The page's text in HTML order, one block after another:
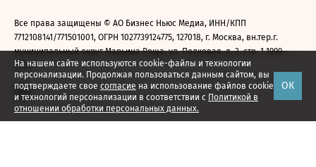
На нашем сайте используются cookie-файлы и технологии
персонализации. Продолжая пользоваться данным сайтом, вы
подтверждаете свое согласие на использование файлов cookie
и технологий персонализации в соответствии с Политикой в
отношении обработки персональных данных.
ОК
Все права защищены © АО Бизнес Ньюс Медиа, ИНН/КПП
7712108141/771501001, ОГРН 1027739124775, 127018, г. Москва, вн.тер.г.
муниципальный округ Марьина Роща, ул. Полковая, д. 3, стр. 1 1999—
2026